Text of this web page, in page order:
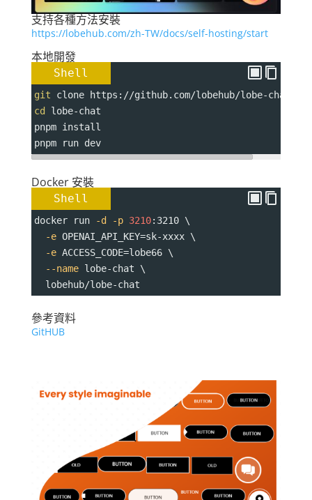
支持各種方法安裝
https://lobehub.com/zh-TW/docs/self-hosting/start
本地開發
Shell
git clone https://github.com/lobehub/lobe-chat.git
cd
lobe-chat
pnpm install
pnpm run dev
Docker 安裝
Shell
docker run -d -p 3210:3210 \
-e OPENAI_API_KEY=sk-xxxx \
-e ACCESS_CODE=lobe66 \
--name lobe-chat \
  lobehub/lobe-chat
參考資料
GitHUB